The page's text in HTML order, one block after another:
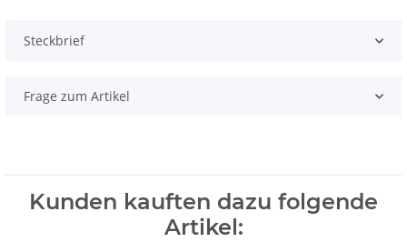
Steckbrief
Frage zum Artikel
Kunden kauften dazu folgende
Artikel: